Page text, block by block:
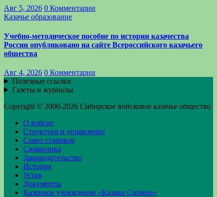
Авг 5, 2026 0 Комментарии
Казачье образование
Учебно-методическое пособие по истории казачества
России опубликовано на сайте Всероссийского казачьего
общества
Авг 4, 2026 0 Комментарии
Полезные ссылки
Газеты и журналы
Copyright © 2000-2026 Сибирское войсковое казачье общество
О войске
Структура и управление
Совет стариков
Символика
Законодательство
История
Устав
Документы
Казенное учреждение «Казаки Сибири»